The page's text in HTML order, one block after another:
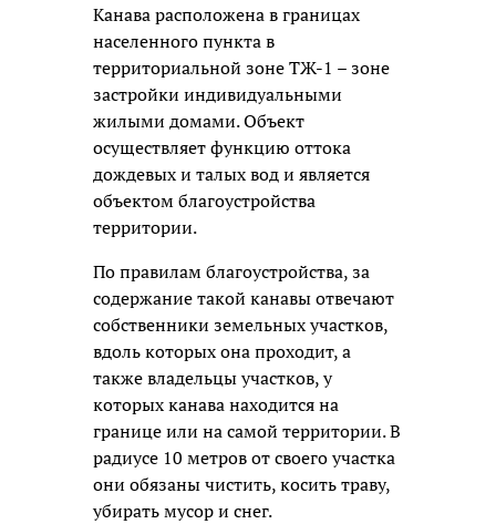
Канава расположена в границах
населенного пункта в
территориальной зоне ТЖ-1 – зоне
застройки индивидуальными
жилыми домами. Объект
осуществляет функцию оттока
дождевых и талых вод и является
объектом благоустройства
территории.
По правилам благоустройства, за
содержание такой канавы отвечают
собственники земельных участков,
вдоль которых она проходит, а
также владельцы участков, у
которых канава находится на
границе или на самой территории. В
радиусе 10 метров от своего участка
они обязаны чистить, косить траву,
убирать мусор и снег.